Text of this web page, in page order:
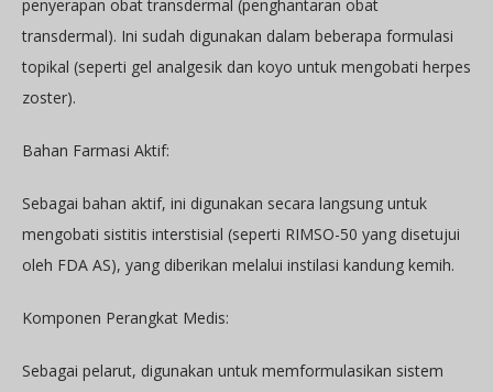
penyerapan obat transdermal (penghantaran obat
transdermal). Ini sudah digunakan dalam beberapa formulasi
topikal (seperti gel analgesik dan koyo untuk mengobati herpes
zoster).
Bahan Farmasi Aktif:
Sebagai bahan aktif, ini digunakan secara langsung untuk
mengobati sistitis interstisial (seperti RIMSO-50 yang disetujui
oleh FDA AS), yang diberikan melalui instilasi kandung kemih.
Komponen Perangkat Medis:
Sebagai pelarut, digunakan untuk memformulasikan sistem